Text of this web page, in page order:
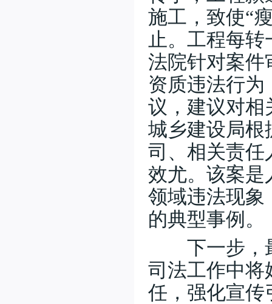
施工，致使“
止。工程每转
法院针对案件
资质违法行
议，建议对相
城乡建设局根
司、相关责任
效尤。该案是
领域违法现象
的典型事例。
下一步，最
司法工作中将
任，强化宣传